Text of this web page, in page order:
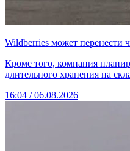
Wildberries может перенести
Кроме того, компания
длительного хранения на
16:04 / 06.08.2026